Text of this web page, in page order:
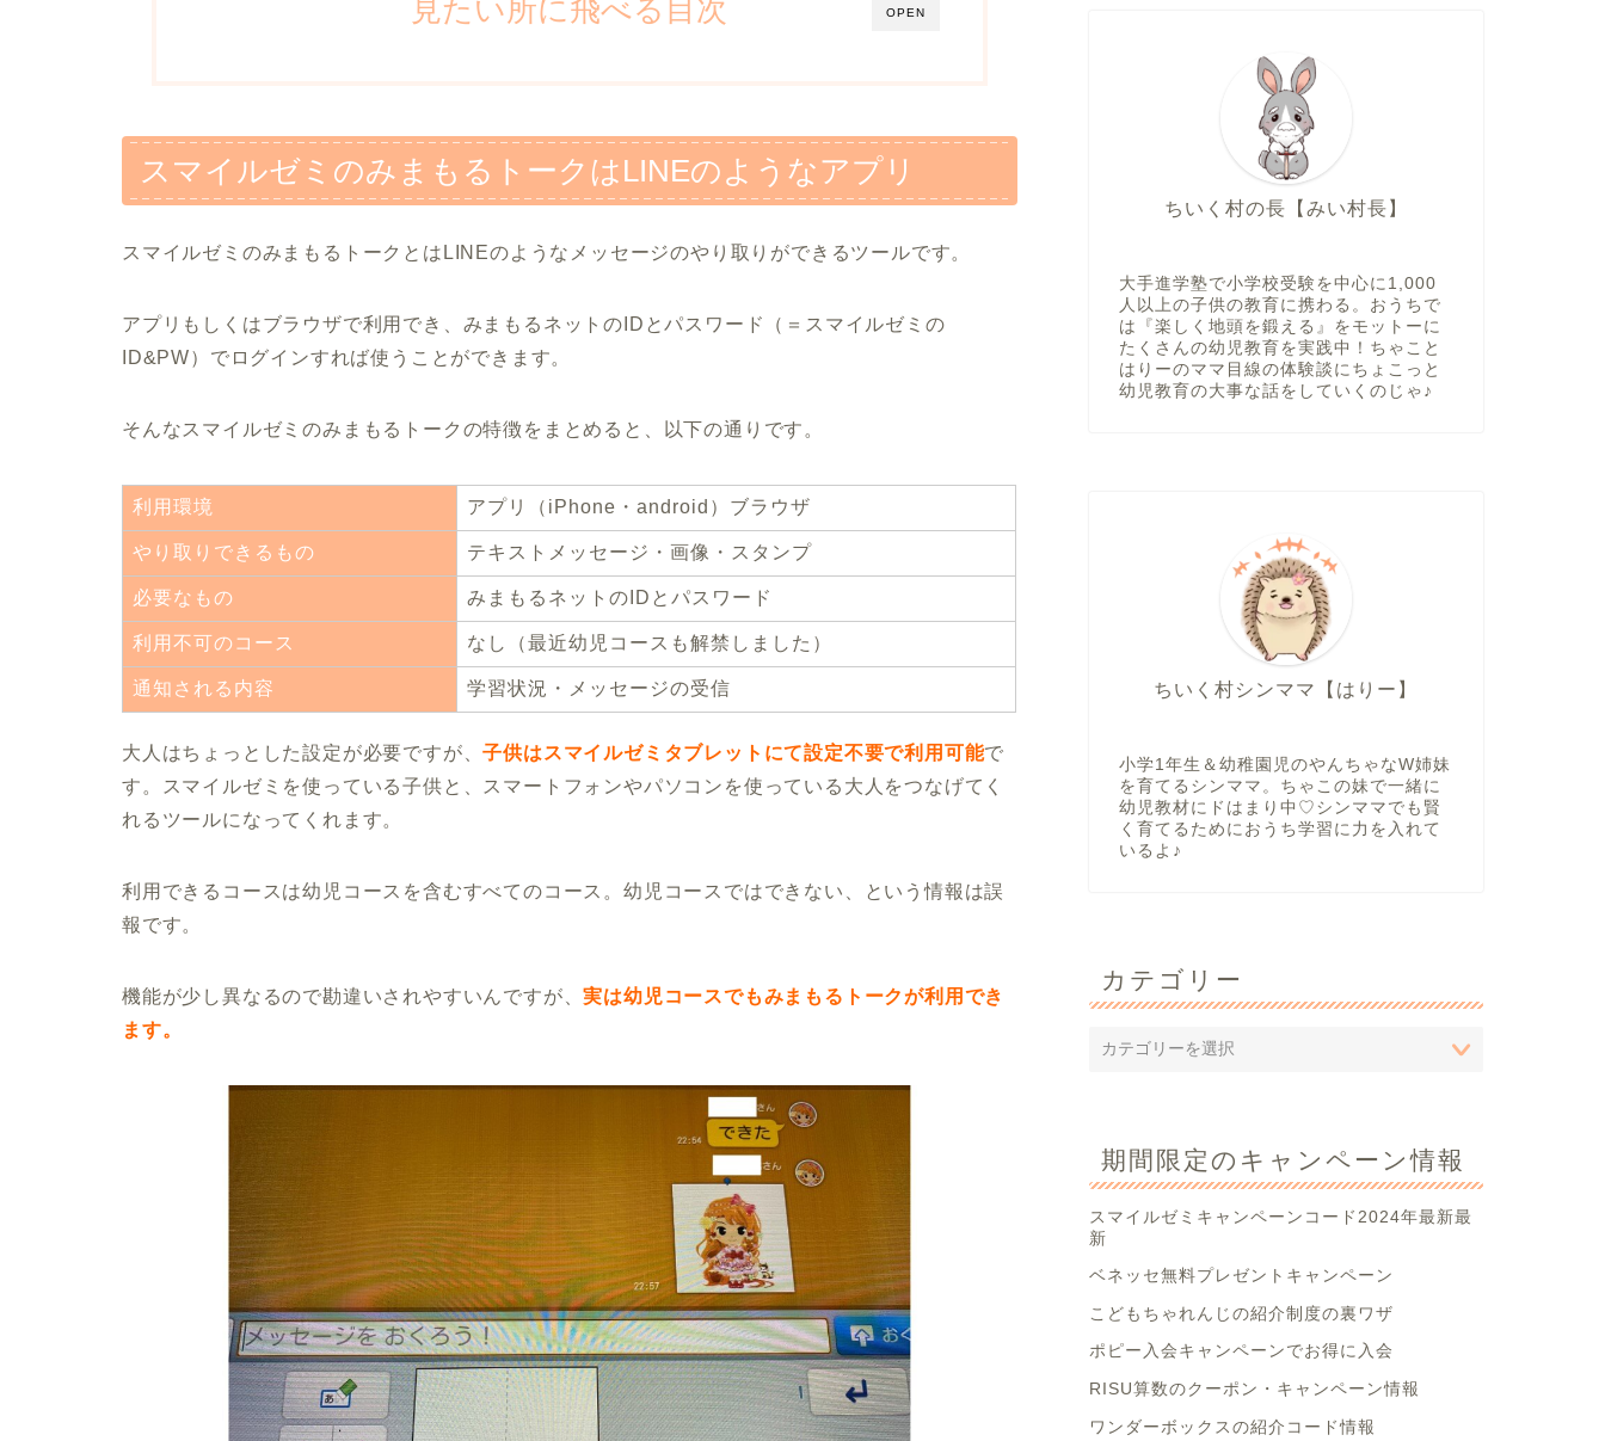
OPEN
見たい所に飛べる目次
スマイルゼミのみまもるトークはLINEのようなアプリ
スマイルゼミのみまもるトークとはLINEのようなメッセージのやり取りができるツールです。
アプリもしくはブラウザで利用でき、みまもるネットのIDとパスワード（＝スマイルゼミの
ID&PW）でログインすれば使うことができます。
そんなスマイルゼミのみまもるトークの特徴をまとめると、以下の通りです。
利用環境 アプリ（iPhone・android）ブラウザ
やり取りできるもの テキストメッセージ・画像・スタンプ
必要なもの みまもるネットのIDとパスワード
利用不可のコース なし（最近幼児コースも解禁しました）
通知される内容 学習状況・メッセージの受信
大人はちょっとした設定が必要ですが、子供はスマイルゼミタブレットにて設定不要で利用可能で
す。スマイルゼミを使っている子供と、スマートフォンやパソコンを使っている大人をつなげてく
れるツールになってくれます。
利用できるコースは幼児コースを含むすべてのコース。幼児コースではできない、という情報は誤
報です。
機能が少し異なるので勘違いされやすいんですが、実は幼児コースでもみまもるトークが利用でき
ます。
ちいく村の長【みい村長】
大手進学塾で小学校受験を中心に1,000
人以上の子供の教育に携わる。おうちで
は『楽しく地頭を鍛える』をモットーに
たくさんの幼児教育を実践中！ちゃこと
はりーのママ目線の体験談にちょこっと
幼児教育の大事な話をしていくのじゃ♪
ちいく村シンママ【はりー】
小学1年生＆幼稚園児のやんちゃなW姉妹
を育てるシンママ。ちゃこの妹で一緒に
幼児教材にドはまり中♡シンママでも賢
く育てるためにおうち学習に力を入れて
いるよ♪
カテゴリー
期間限定のキャンペーン情報
スマイルゼミキャンペーンコード2024年最新最
新
ベネッセ無料プレゼントキャンペーン
こどもちゃれんじの紹介制度の裏ワザ
ポピー入会キャンペーンでお得に入会
RISU算数のクーポン・キャンペーン情報
ワンダーボックスの紹介コード情報